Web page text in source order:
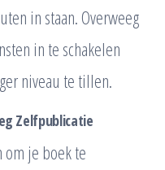
in staan. Overweeg
in te schakelen
niveau te tillen.
Zelfpublicatie
om je boek te